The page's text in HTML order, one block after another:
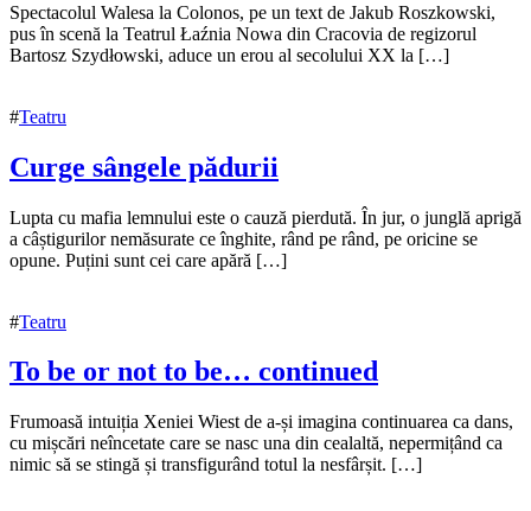
16
noiembrie
202116
Spectacolul Walesa la Colonos, pe un text de Jakub Roszkowski,
pus în scenă la Teatrul Łaźnia Nowa din Cracovia de regizorul
Bartosz Szydłowski, aduce un erou al secolului XX la […]
#Teatru
Curge sângele pădurii
15
noiembrie
2021
Lupta cu mafia lemnului este o cauză pierdută. În jur, o junglă aprigă
a câștigurilor nemăsurate ce înghite, rând pe rând, pe oricine se
opune. Puțini sunt cei care apără […]
#Teatru
To be or not to be… continued
15
noiembrie
2021
Frumoasă intuiția Xeniei Wiest de a-și imagina continuarea ca dans,
cu mișcări neîncetate care se nasc una din cealaltă, nepermițând ca
nimic să se stingă și transfigurând totul la nesfârșit. […]